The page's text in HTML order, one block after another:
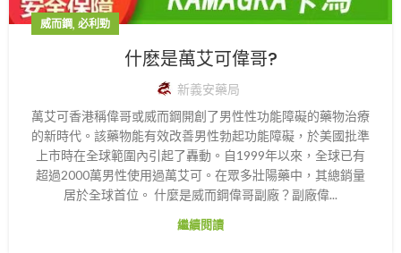
威而鋼, 必利勁
什麽是萬艾可偉哥?
新義安藥局
萬艾可香港稱偉哥或威而鋼開創了男性性功能障礙的藥物治療
的新時代。該藥物能有效改善男性勃起功能障礙，於美國批準
上市時在全球範圍內引起了轟動。自1999年以來，全球已有
超過2000萬男性使用過萬艾可。在眾多壯陽藥中，其總銷量
居於全球首位。 什麼是威而鋼偉哥副廠？副廠偉...
繼續閱讀